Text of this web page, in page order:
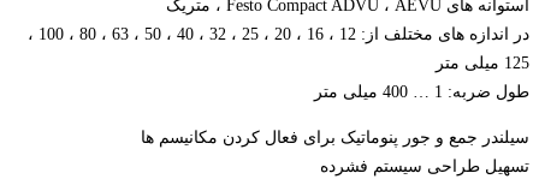
استوانه های Festo Compact ADVU ، AEVU ، متریک
در اندازه های مختلف از: 12 ، 16 ، 20 ، 25 ، 32 ، 40 ، 50 ، 63 ، 80 ، 100 ،
125 میلی متر
طول ضربه: 1 … 400 میلی متر
سیلندر جمع و جور پنوماتیک برای فعال کردن مکانیسم ها
تسهیل طراحی سیستم فشرده